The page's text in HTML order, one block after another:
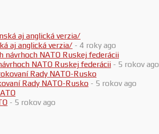
aj anglická verzia/ - 4 roky ago
NATO Ruskej federácii - 5 rokov ago
Rady NATO-Rusko - 5 rokov ago
- 5 rokov ago